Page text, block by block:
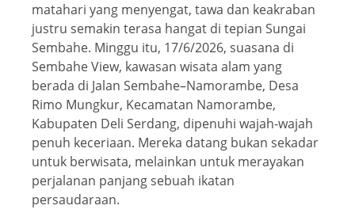
matahari yang menyengat, tawa dan keakraban
justru semakin terasa hangat di tepian Sungai
Sembahe. Minggu itu, 17/6/2026, suasana di
Sembahe View, kawasan wisata alam yang
berada di Jalan Sembahe–Namorambe, Desa
Rimo Mungkur, Kecamatan Namorambe,
Kabupaten Deli Serdang, dipenuhi wajah-wajah
penuh keceriaan. Mereka datang bukan sekadar
untuk berwisata, melainkan untuk merayakan
perjalanan panjang sebuah ikatan
persaudaraan.